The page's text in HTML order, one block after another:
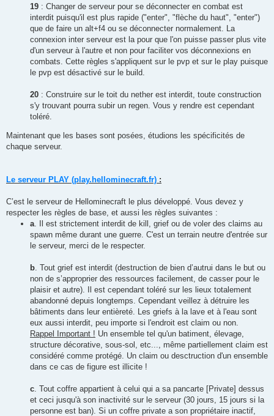
19 : Changer de serveur pour se déconnecter en combat est
interdit puisqu'il est plus rapide ("enter", "flèche du haut", "enter")
que de faire un alt+f4 ou se déconnecter normalement. La
connexion inter serveur est la pour que l'on puisse passer plus vite
d'un serveur à l'autre et non pour faciliter vos déconnexions en
combats. Cette règles s'appliquent sur le pvp et sur le play puisque
le pvp est désactivé sur le build.
20 : Construire sur le toit du nether est interdit, toute construction
s'y trouvant pourra subir un regen. Vous y rendre est cependant
toléré.
Maintenant que les bases sont posées, étudions les spécificités de
chaque serveur.
Le serveur PLAY (play.hellominecraft.fr) :
C’est le serveur de Hellominecraft le plus développé. Vous devez y
respecter les règles de base, et aussi les règles suivantes :
a . Il est strictement interdit de kill, grief ou de voler des claims au
spawn même durant une guerre. C'est un terrain neutre d'entrée sur
le serveur, merci de le respecter.
b . Tout grief est interdit (destruction de bien d’autrui dans le but ou
non de s’approprier des ressources facilement, de casser pour le
plaisir et autre). Il est cependant toléré sur les lieux totalement
abandonné depuis longtemps. Cependant veillez à détruire les
bâtiments dans leur entièreté. Les griefs à la lave et à l'eau sont
eux aussi interdit, peu importe si l'endroit est claim ou non.
Rappel Important ! Un ensemble tel qu'un batiment, élevage,
structure décorative, sous-sol, etc..., même partiellement claim est
considéré comme protégé. Un claim ou desctruction d'un ensemble
dans ce cas de figure est illicite !
c . Tout coffre appartient à celui qui a sa pancarte [Private] dessus
et ceci jusqu'à son inactivité sur le serveur (30 jours, 15 jours si la
personne est ban). Si un coffre private a son propriétaire inactif,